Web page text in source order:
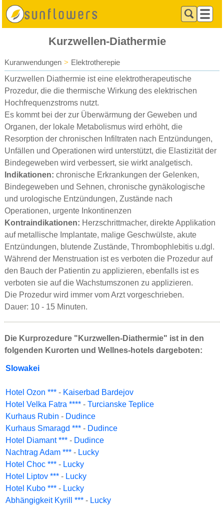
Kurzwellen-Diathermie
Kuranwendungen > Elektrotherepie
Kurzwellen Diathermie ist eine elektrotherapeutische
Prozedur, die die thermische Wirkung des elektrischen
Hochfrequenzstroms nutzt.
Es kommt bei der zur Überwärmung der Geweben und
Organen, der lokale Metabolismus wird erhöht, die
Resorption der chronischen Infiltraten nach Entzündungen,
Unfällen und Operationen wird unterstützt, die Elastizität der
Bindegeweben wird verbessert, sie wirkt analgetisch.
Indikationen: chronische Erkrankungen der Gelenken,
Bindegeweben und Sehnen, chronische gynäkologische
und urologische Entzündungen, Zustände nach
Operationen, urgente Inkontinenzen
Kontraindikationen: Herzschrittmacher, direkte Applikation
auf metallische Implantate, malige Geschwülste, akute
Entzündungen, blutende Zustände, Thrombophlebitis u.dgl.
Während der Menstruation ist es verboten die Prozedur auf
den Bauch der Patientin zu applizieren, ebenfalls ist es
verboten sie auf die Wachstumszonen zu applizieren.
Die Prozedur wird immer vom Arzt vorgeschrieben.
Dauer: 10 - 15 Minuten.
Die Kurprozedure "Kurzwellen-Diathermie" ist in den
folgenden Kurorten und Wellnes-hotels dargeboten:
Slowakei
Hotel Ozon *** - Kaiserbad Bardejov
Hotel Velka Fatra **** - Turcianske Teplice
Kurhaus Rubin - Dudince
Kurhaus Smaragd *** - Dudince
Hotel Diamant *** - Dudince
Nachtrag Adam *** - Lucky
Hotel Choc *** - Lucky
Hotel Liptov *** - Lucky
Hotel Kubo *** - Lucky
Abhängigkeit Kyrill *** - Lucky